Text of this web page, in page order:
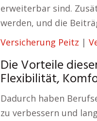
erweiterbar sind.
werden, und die
Versicherung Peitz |
Die Vorteile
Flexibilität,
Dadurch haben
zu verbessern und